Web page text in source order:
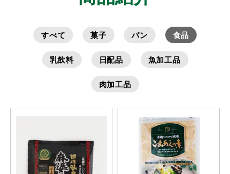
すべて 菓子 パン 食品
乳飲料 日配品 魚加工品
肉加工品